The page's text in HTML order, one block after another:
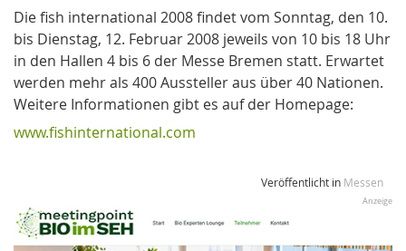
Die fish international 2008 findet vom Sonntag, den 10.
bis Dienstag, 12. Februar 2008 jeweils von 10 bis 18 Uhr
in den Hallen 4 bis 6 der Messe Bremen statt. Erwartet
werden mehr als 400 Aussteller aus über 40 Nationen.
Weitere Informationen gibt es auf der Homepage:
www.fishinternational.com
Veröffentlicht in Messen
Anzeige